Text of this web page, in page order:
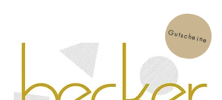
Gutscheine